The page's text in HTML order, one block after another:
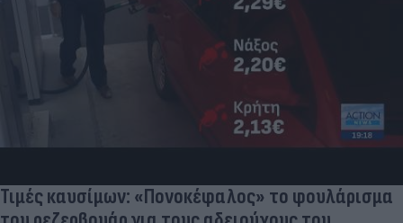
Τιμές καυσίμων: «Πονοκέφαλος» το φουλάρισμα